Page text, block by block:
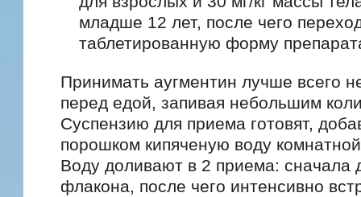
младше 12 лет, после чего
таблетированную форму
Принимать аугментин лучше всего
перед едой, запивая небольшим
Суспензию для приема готовят,
порошком кипяченую воду
Воду доливают в 2 приема: сначала
флакона, после чего интенсивно